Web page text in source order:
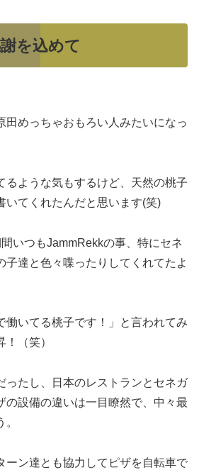
を込めて
田めっちゃおもろい人みたいになっ
るような気もするけど、天然の桃子
いてくれたんだと思います(笑)
いつもJammRekkの事、特にセネ
子達と色々喋ったりしてくれてたよ
働いてる桃子です！」と言われてみ
（笑）
ったし、日本のレストランとセネガ
の設備の違いは一目瞭然で、中々最
ーン達とも協力してピザを自転車で